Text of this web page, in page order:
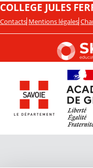
COLLEGE JULES
Contacts Mentions légales